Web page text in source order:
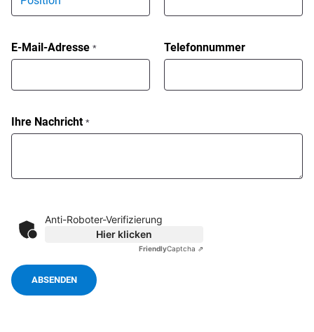
E-Mail-Adresse * Telefonnummer
Ihre Nachricht *
Anti-Roboter-Verifizierung
Hier klicken
FriendlyCaptcha ⇗
ABSENDEN